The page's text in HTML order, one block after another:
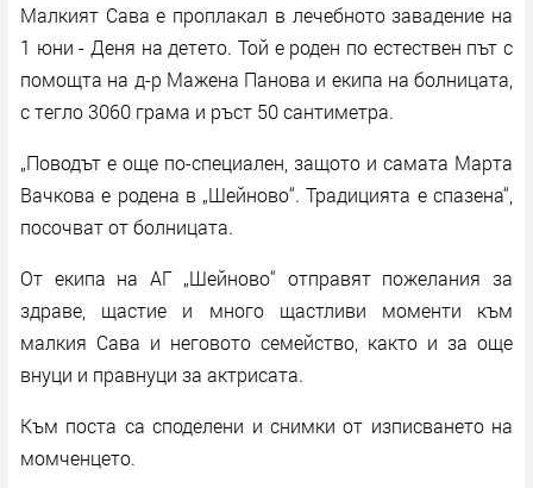
Малкият Сава е проплакал в лечебното завадение на
1 юни - Деня на детето. Той е роден по естествен път с
помощта на д-р Мажена Панова и екипа на болницата,
с тегло 3060 грама и ръст 50 сантиметра.
„Поводът е още по-специален, защото и самата Марта
Вачкова е родена в „Шейново“. Традицията е спазена“,
посочват от болницата.
От екипа на АГ „Шейново“ отправят пожелания за
здраве, щастие и много щастливи моменти към
малкия Сава и неговото семейство, както и за още
внуци и правнуци за актрисата.
Към поста са споделени и снимки от изписването на
момченцето.